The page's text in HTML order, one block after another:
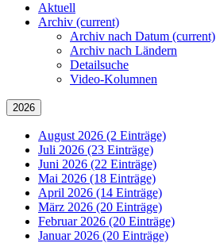
Aktuell
Archiv (current)
Archiv nach Datum (current)
Archiv nach Ländern
Detailsuche
Video-Kolumnen
2026
August 2026 (2 Einträge)
Juli 2026 (23 Einträge)
Juni 2026 (22 Einträge)
Mai 2026 (18 Einträge)
April 2026 (14 Einträge)
März 2026 (20 Einträge)
Februar 2026 (20 Einträge)
Januar 2026 (20 Einträge)